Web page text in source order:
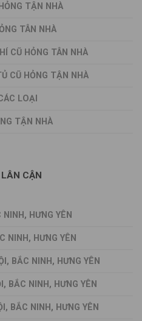
TẬN NHÀ
TÂN NHÀ
CŨ HỎNG TÂN NHÀ
CŨ HỎNG TẬN NHÀ
LOẠI
TẬN NHÀ
CẬN
HƯNG YÊN
NINH, HƯNG YÊN
BẮC NINH, HƯNG YÊN
BẮC NINH, HƯNG YÊN
BẮC NINH, HƯNG YÊN